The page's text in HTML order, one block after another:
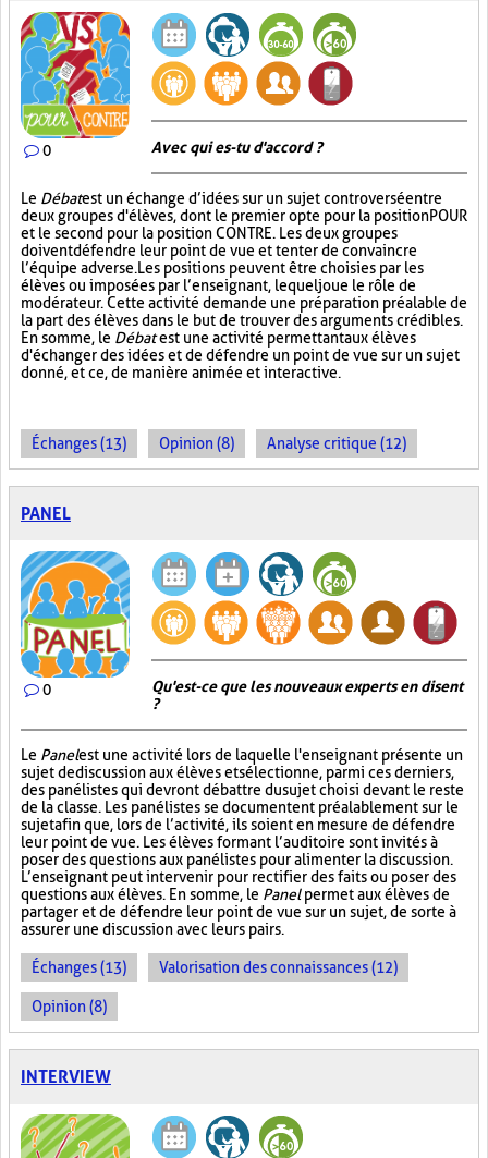
0 Avec qui es-tu d'accord ?
Le Débatest un échange d’idées sur un sujet controversé entre
deux groupes d'élèves, dont le premier opte pour la position POUR
et le second pour la position CONTRE. Les deux groupes
doivent défendre leur point de vue et tenter de convaincre
l’équipe adverse. Les positions peuvent être choisies par les
élèves ou imposées par l’enseignant, lequel joue le rôle de
modérateur. Cette activité demande une préparation préalable de
la part des élèves dans le but de trouver des arguments crédibles.
En somme, le Débatest une activité permettant aux élèves
d'échanger des idées et de défendre un point de vue sur un sujet
donné, et ce, de manière animée et interactive.
Échanges (13) Opinion (8) Analyse critique (12)
PANEL
0
Qu'est-ce que les nouveaux experts en disent
?
Le Panelest une activité lors de laquelle l'enseignant présente un
sujet de discussion aux élèves et sélectionne, parmi ces derniers,
des panélistes qui devront débattre du sujet choisi devant le reste
de la classe. Les panélistes se documentent préalablement sur le
sujet afin que, lors de l’activité, ils soient en mesure de défendre
leur point de vue. Les élèves formant l’auditoire sont invités à
poser des questions aux panélistes pour alimenter la discussion.
L’enseignant peut intervenir pour rectifier des faits ou poser des
questions aux élèves. En somme, le Panelpermet aux élèves de
partager et de défendre leur point de vue sur un sujet, de sorte à
assurer une discussion avec leurs pairs.
Échanges (13) Valorisation des connaissances (12)
Opinion (8)
INTERVIEW